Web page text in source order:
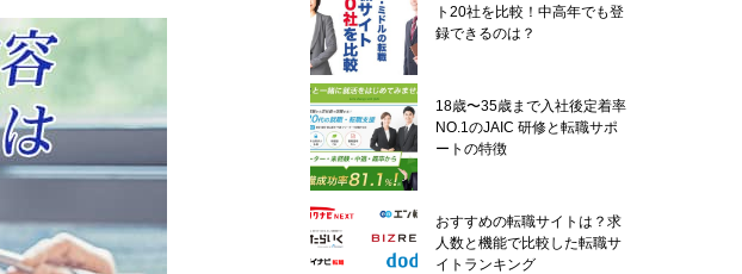
ト20社を比較！中高年でも登
録できるのは？
18歳〜35歳まで入社後定着率
NO.1のJAIC 研修と転職サポ
ートの特徴
おすすめの転職サイトは？求
人数と機能で比較した転職サ
イトランキング